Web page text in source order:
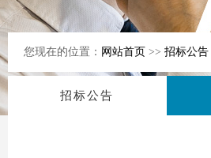
您现在的位置： 网站首页 >> 招标公告
招标公告